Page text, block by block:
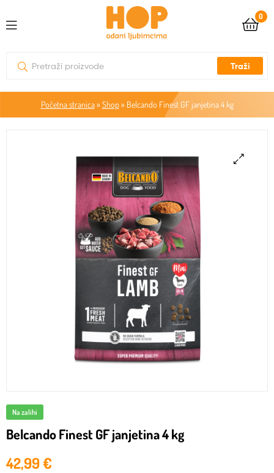
0
Traži
Početna stranica» Shop» Belcando Finest GF janjetina 4 kg
Na zalihi
Belcando Finest GF janjetina 4 kg
42,99€